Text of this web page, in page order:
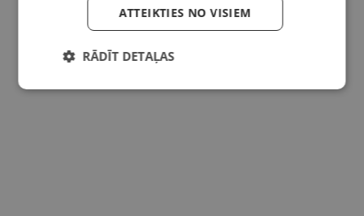
ATTEIKTIES NO VISIEM
RĀDĪT DETAĻAS